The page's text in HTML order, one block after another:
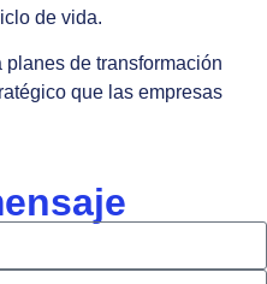
de vida.
de transformación
que las empresas